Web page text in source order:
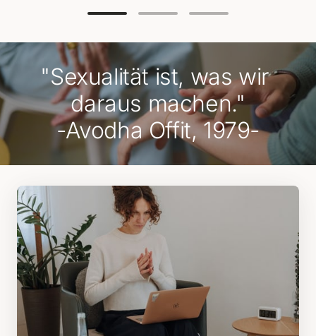
"Sexualität ist, was wir
daraus machen."
-Avodha Offit, 1979-